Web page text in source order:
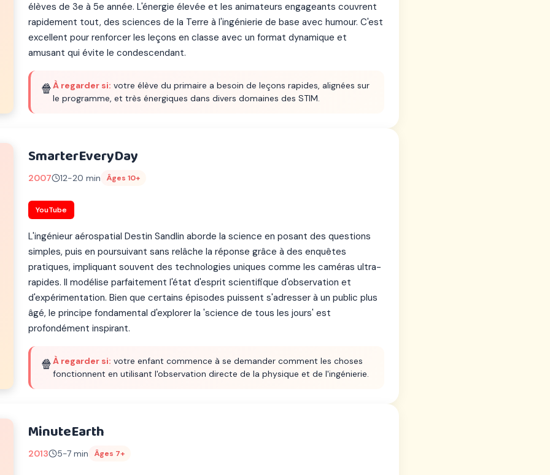
élèves de 3e à 5e année. L'énergie élevée et les animateurs engageants couvrent
rapidement tout, des sciences de la Terre à l'ingénierie de base avec humour. C'est
excellent pour renforcer les leçons en classe avec un format dynamique et
amusant qui évite le condescendant.
🍿À regarder si: votre élève du primaire a besoin de leçons rapides, alignées sur
le programme, et très énergiques dans divers domaines des STIM.
SmarterEveryDay
2007 12-20 min Âges 10+
YouTube
L'ingénieur aérospatial Destin Sandlin aborde la science en posant des questions
simples, puis en poursuivant sans relâche la réponse grâce à des enquêtes
pratiques, impliquant souvent des technologies uniques comme les caméras ultra-
rapides. Il modélise parfaitement l'état d'esprit scientifique d'observation et
d'expérimentation. Bien que certains épisodes puissent s'adresser à un public plus
âgé, le principe fondamental d'explorer la 'science de tous les jours' est
profondément inspirant.
🍿À regarder si: votre enfant commence à se demander comment les choses
fonctionnent en utilisant l'observation directe de la physique et de l'ingénierie.
MinuteEarth
2013 5-7 min Âges 7+